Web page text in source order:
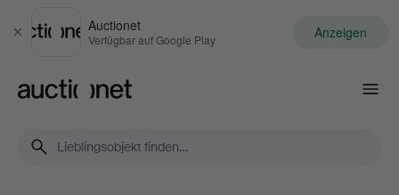
Schließen
Auctionet
Verfügbar auf Google Play Anzeigen